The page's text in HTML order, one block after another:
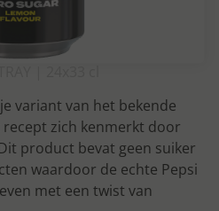
variant van het bekende
zich kenmerkt door
product bevat geen suiker
waardoor de echte Pepsi
met een twist van